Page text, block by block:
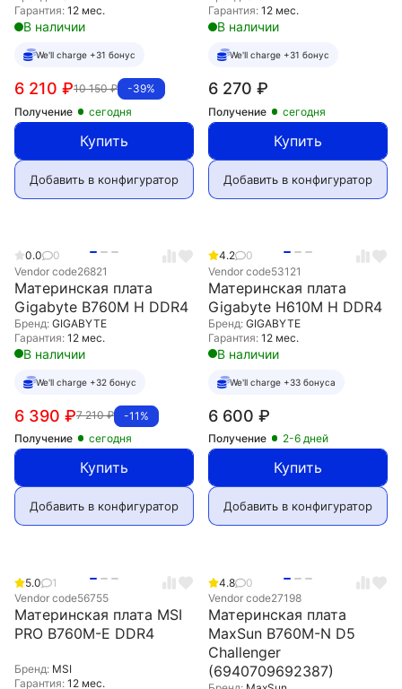
Гарантия: 12 мес.
В наличии
We'll charge +31 бонус
-39%
10 150₽
6 210 ₽
Получение сегодня
Купить
Добавить в конфигуратор
Гарантия: 12 мес.
В наличии
We'll charge +31 бонус
6 270 ₽
Получение сегодня
Купить
Добавить в конфигуратор
0.0
0
Vendor code26821
Материнская плата
Gigabyte B760M H DDR4
Бренд: GIGABYTE
Гарантия: 12 мес.
В наличии
We'll charge +32 бонус
-11%
7 210₽
6 390 ₽
Получение сегодня
Купить
Добавить в конфигуратор
4.2
0
Vendor code53121
Материнская плата
Gigabyte H610M H DDR4
Бренд: GIGABYTE
Гарантия: 12 мес.
В наличии
We'll charge +33 бонуса
6 600 ₽
Получение 2-6 дней
Купить
Добавить в конфигуратор
5.0
1
Vendor code56755
Материнская плата MSI
PRO B760M-E DDR4
Бренд: MSI
Гарантия: 12 мес.
4.8
0
Vendor code27198
Материнская плата
MaxSun B760M-N D5
Challenger
(6940709692387)